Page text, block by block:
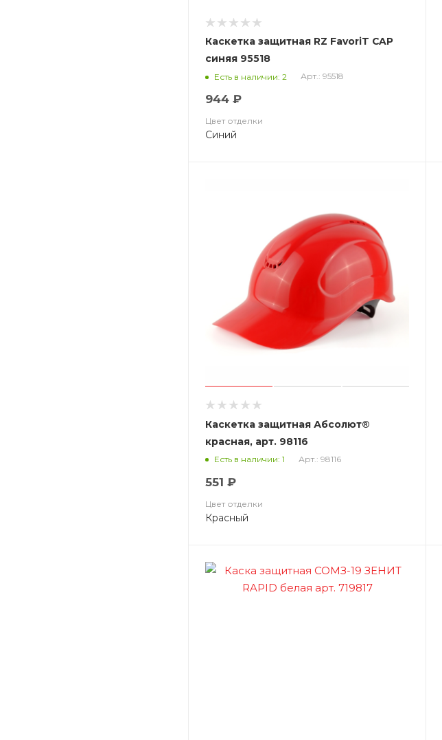
Каскетка защитная RZ FavoriT CAP
синяя 95518
Есть в наличии: 2 Арт.: 95518
944 ₽
Цвет отделки
Синий
Каскетка защитная Абсолют®
красная, арт. 98116
Есть в наличии: 1 Арт.: 98116
551 ₽
Цвет отделки
Красный